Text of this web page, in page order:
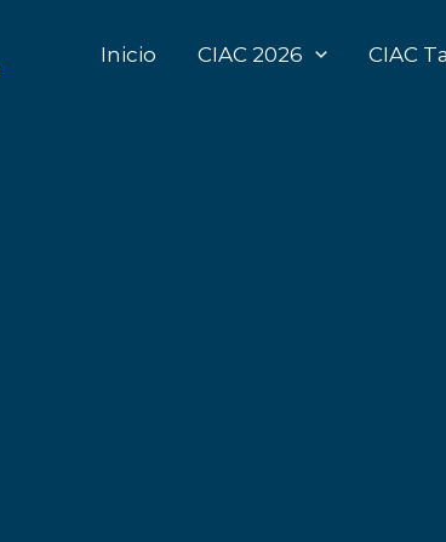
Inicio CIAC 2026 CIAC